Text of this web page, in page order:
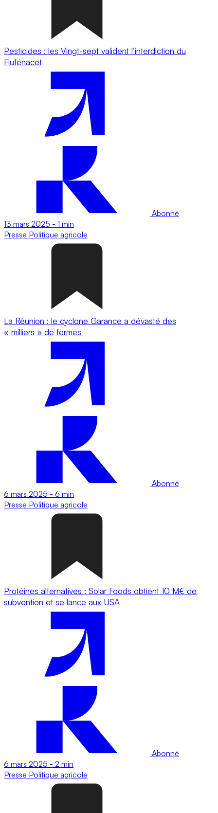
Pesticides : les Vingt-sept valident l’interdiction du
Flufénacet
Abonné
13 mars 2025 - 1 min
Presse Politique agricole
La Réunion : le cyclone Garance a dévasté des
« milliers » de fermes
Abonné
6 mars 2025 - 6 min
Presse Politique agricole
Protéines alternatives : Solar Foods obtient 10 M€ de
subvention et se lance aux USA
Abonné
6 mars 2025 - 2 min
Presse Politique agricole